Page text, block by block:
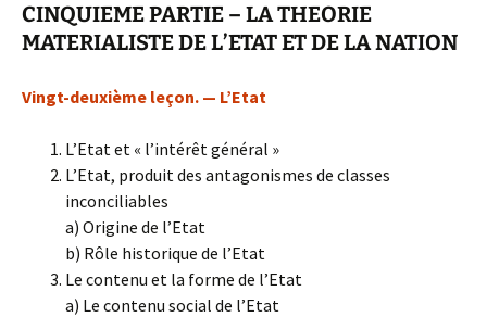
CINQUIEME PARTIE – LA THEORIE
MATERIALISTE DE L’ETAT ET DE LA NATION
Vingt-deuxième leçon. — L’Etat
L’Etat et « l’intérêt général »
L’Etat, produit des antagonismes de classes
inconciliables
a) Origine de l’Etat
b) Rôle historique de l’Etat
Le contenu et la forme de l’Etat
a) Le contenu social de l’Etat